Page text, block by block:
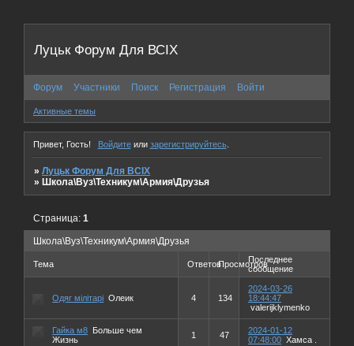
Луцьк Форум Для ВСІХ
Форум Участники Поиск Регистрация Войти
Активные темы
Привет, Гость! Войдитеили зарегистрируйтесь.
»Луцьк Форум Для ВСІХ
»Школа\Вуз\Техникум\Армия\Друзья
Школа\Вуз\Техникум\Армия\Друзья
Страница:1
Тема ОтветовПросмотровПоследнее
сообщение
Одяг мілітарі Олеик 4 134
2024-03-26
18:44:47
valerijklymenko
Гайка м8
Больше чем
Жизнь
1 47
2024-01-12
07:48:00 Хамса .